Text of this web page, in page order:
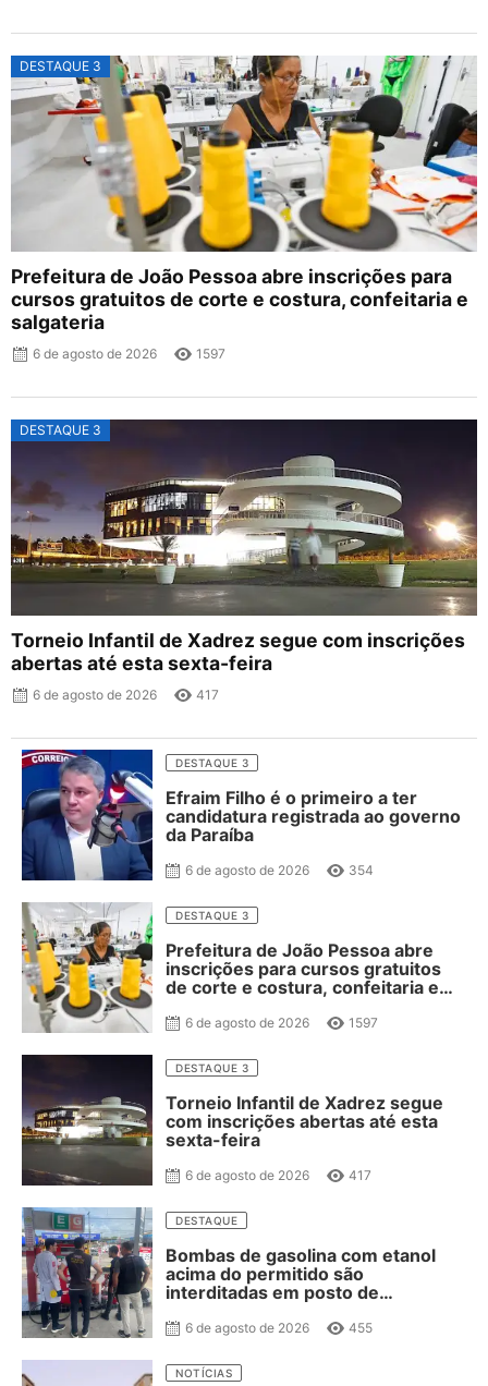
DESTAQUE 3
Prefeitura de João Pessoa abre inscrições para
cursos gratuitos de corte e costura, confeitaria e
salgateria
6 de agosto de 2026 1597
DESTAQUE 3
Torneio Infantil de Xadrez segue com inscrições
abertas até esta sexta-feira
6 de agosto de 2026 417
DESTAQUE 3
Efraim Filho é o primeiro a ter
candidatura registrada ao governo
da Paraíba
6 de agosto de 2026 354
DESTAQUE 3
Prefeitura de João Pessoa abre
inscrições para cursos gratuitos
de corte e costura, confeitaria e
6 de agosto de 2026 1597
DESTAQUE 3
Torneio Infantil de Xadrez segue
com inscrições abertas até esta
sexta-feira
6 de agosto de 2026 417
DESTAQUE
Bombas de gasolina com etanol
acima do permitido são
interditadas em posto de
6 de agosto de 2026 455
NOTÍCIAS